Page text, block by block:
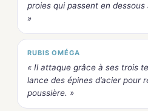
proies qui passent en dessous
»
RUBIS OMÉGA
« Il attaque grâce à ses trois
lance des épines d’acier pour
poussière. »